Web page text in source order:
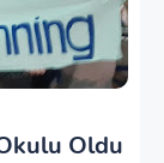
Oldu